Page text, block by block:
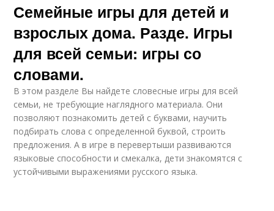
Игра для взрослых Подвижные игры
Словесные игры
Года на бумаге
Семейные игры для детей и
взрослых дома. Разде. Игры
для всей семьи: игры со
словами.
В этом разделе Вы найдете словесные игры для всей
семьи, не требующие наглядного материала. Они
позволяют познакомить детей с буквами, научить
подбирать слова с определенной буквой, строить
предложения. А в игре в перевертыши развиваются
языковые способности и смекалка, дети знакомятся с
устойчивыми выражениями русского языка.